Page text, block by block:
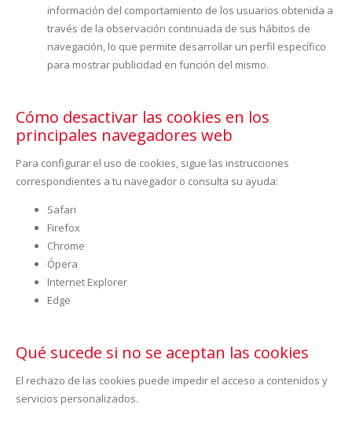
información del comportamiento de los usuarios obtenida a
través de la observación continuada de sus hábitos de
navegación, lo que permite desarrollar un perfil específico
para mostrar publicidad en función del mismo.
Cómo desactivar las cookies en los
principales navegadores web
Para configurar el uso de cookies, sigue las instrucciones
correspondientes a tu navegador o consulta su ayuda:
Safari
Firefox
Chrome
Ópera
Internet Explorer
Edge
Qué sucede si no se aceptan las cookies
El rechazo de las cookies puede impedir el acceso a contenidos y
servicios personalizados.